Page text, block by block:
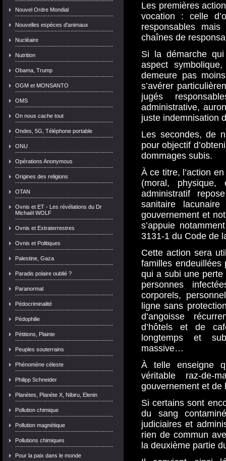
Nouvel Ordre Mondial
Nouvelles espèces d'animaux
Nucléaire
Nutrition
Obama, Trump
OGM et MONSANTO
OMS
On nous cache tout
Ondes, 5G, Téléphone portable
ONU
Opérations Anonymous
Origines des religions
OTAN
Ovnis et ET - Les révélations du Dr
Michaël WOLF
Ovnis et Extraterrestres
Ovnis et Politiques
Palestine, Gaza
Paradis polaire oublié ?
Paranormal
Pédocriminalité
Pédophilie
Pétitions, Plainte
Peuples souterrains
Phénomène céleste
Philipp Schneider
Planètes, Planète X, Nibiru, Elenin
Pollution chimique
Pollution magnétique
Pollutions chimiques
Pour la paix dans le monde
Les premières
vocation : celle
responsables
chaînes de
Si la démarche
aspect
demeure pas
s’avérer
jugés
administrative,
juste indemnisation
Les secondes, de
pour objectif
dommages subis.
À ce titre, l’action
(moral, physique,
administratif
sanitaire
gouvernement et
s’appuie
3131-1 du Code de
Cette action sera
familles endeuillées
qui a subi une
personnes
corporels,
ligne sans
d’angoisse
d’hôtels et de
longtemps et
massive…
À telle enseigne
véritable raz-de-
gouvernement et de
Si certains sont
du sang
judiciaires et
rien de commun
la deuxième partie